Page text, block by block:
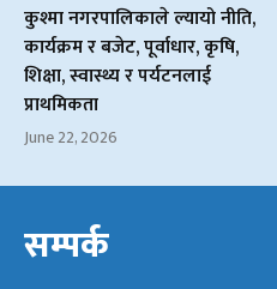
कुश्मा नगरपालिकाले ल्यायो नीति,
कार्यक्रम र बजेट, पूर्वाधार, कृषि,
शिक्षा, स्वास्थ्य र पर्यटनलाई
प्राथमिकता
June 22, 2026
सम्पर्क